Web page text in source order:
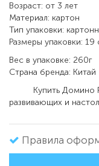
Возраст: от 3 лет
Материал: картон
Тип упаковки:
Размеры упаковки:
Вес в упаковке: 260г
Страна бренда: Китай
Купить Домино
развивающих и
Правила